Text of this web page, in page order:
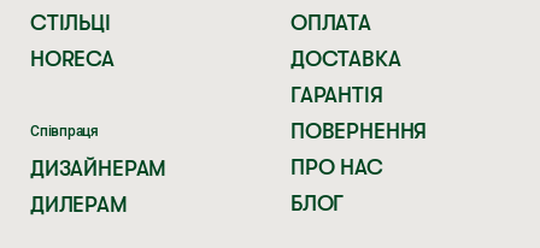
СТІЛЬЦІ
HORECA
Співпраця
ДИЗАЙНЕРАМ
ДИЛЕРАМ
ОПЛАТА
ДОСТАВКА
ГАРАНТІЯ
ПОВЕРНЕННЯ
ПРО НАС
БЛОГ